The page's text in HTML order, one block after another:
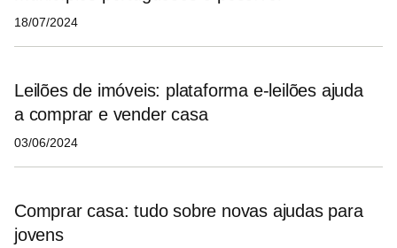
18/07/2024
Leilões de imóveis: plataforma e-leilões ajuda
a comprar e vender casa
03/06/2024
Comprar casa: tudo sobre novas ajudas para
jovens